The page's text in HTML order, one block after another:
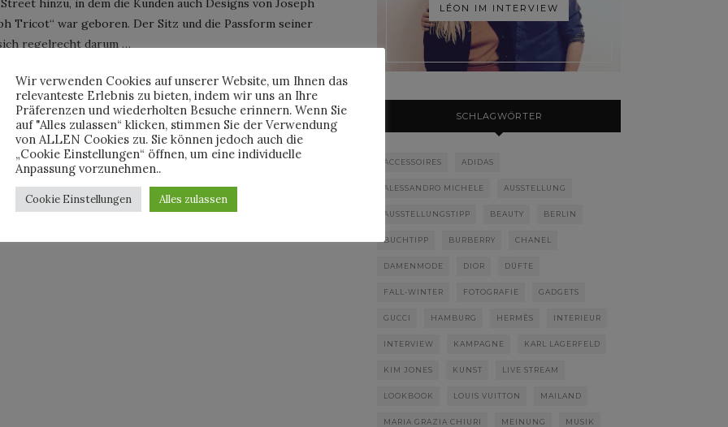
hinzu, in dem die Kunden auch Designs von Joseph
Tricot“ war geboren. Der Sitz und die Passform seiner
regelrecht darum …
READING
By PETERKEMPE
LÉON IM INTERVIEW
SCHLAGWÖRTER
ACCESSOIRES ADIDAS
ALESSANDRO MICHELE AUSSTELLUNG
AUSSTELLUNGSTIPP BEAUTY BERLIN
BUCHTIPP BURBERRY CHANEL
DAMENMODE DIOR DÜFTE
FALL-WINTER FOTOGRAFIE GADGETS
GUCCI HAMBURG HERMÈS INTERIEUR
INTERVIEW KAMPAGNE KARL LAGERFELD
KIM JONES KUNST LIVE STREAM
LOOKBOOK LOUIS VUITTON MAILAND
MARIA GRAZIA CHIURI MEINUNG MUSIK
Wir verwenden Cookies auf unserer Website, um Ihnen das
relevanteste Erlebnis zu bieten, indem wir uns an Ihre
Präferenzen und wiederholten Besuche erinnern. Wenn Sie
auf "Alles zulassen“ klicken, stimmen Sie der Verwendung
von ALLEN Cookies zu. Sie können jedoch auch die
„Cookie Einstellungen“ öffnen, um eine individuelle
Anpassung vorzunehmen..
Cookie Einstellungen Alles zulassen